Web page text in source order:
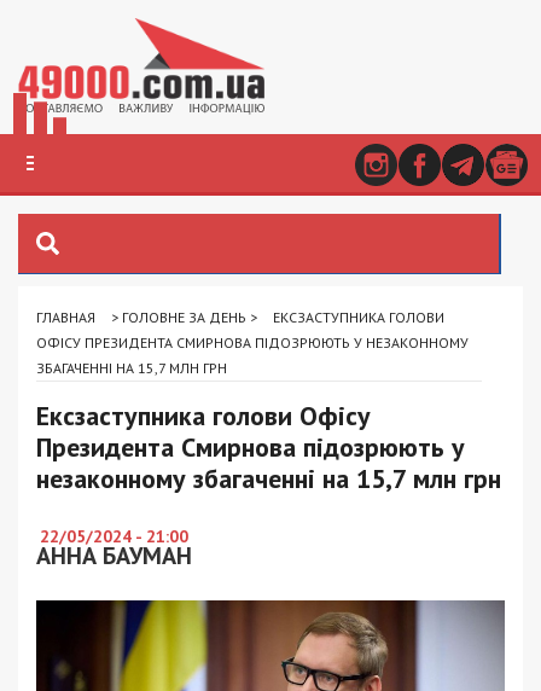
ГЛАВНАЯ > ГОЛОВНЕ ЗА ДЕНЬ >
ЕКСЗАСТУПНИКА ГОЛОВИ
ОФІСУ ПРЕЗИДЕНТА СМИРНОВА ПІДОЗРЮЮТЬ У НЕЗАКОННОМУ
ЗБАГАЧЕННІ НА 15,7 МЛН ГРН
Ексзаступника голови Офісу
Президента Смирнова підозрюють у
незаконному збагаченні на 15,7 млн грн
22/05/2024 - 21:00
АННА БАУМАН